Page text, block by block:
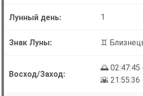
1
♊
🌅 02:47:45
🌇 21:55:36